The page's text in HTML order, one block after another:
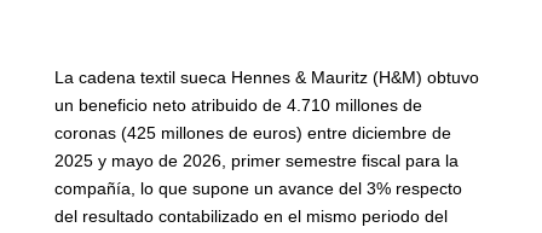
La cadena textil sueca Hennes & Mauritz (H&M) obtuvo
un beneficio neto atribuido de 4.710 millones de
coronas (425 millones de euros) entre diciembre de
2025 y mayo de 2026, primer semestre fiscal para la
compañía, lo que supone un avance del 3% respecto
del resultado contabilizado en el mismo periodo del